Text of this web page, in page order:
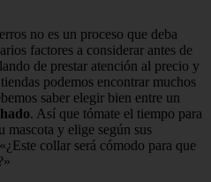
no es un proceso que deba
factores a considerar antes de
de prestar atención al precio y
podemos encontrar muchos
saber elegir bien entre un
. Así que tómate el tiempo para
mascota y elige según sus
collar será cómodo para que